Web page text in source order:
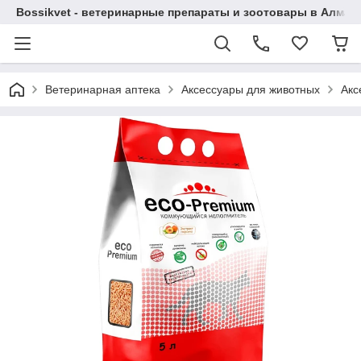
Bossikvet - ветеринарные препараты и зоотовары в
Ветеринарная аптека Аксессуары для животных